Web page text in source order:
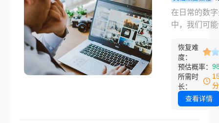
们往往感到
不安。然而
的是，通过
效的方法和
我们有可能
些意外删除
件。以下是
于意外删除
怎么恢复的
丢失文件怎
复？分享几
在日常的数
中，我们可
情况，无论
系统故障、
作、病毒攻
硬件损坏。
件的丢失不
恢复难
度：
预估概率：
所需时
长：
查看详情